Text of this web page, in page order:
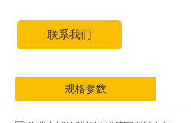
联系我们
规格参数